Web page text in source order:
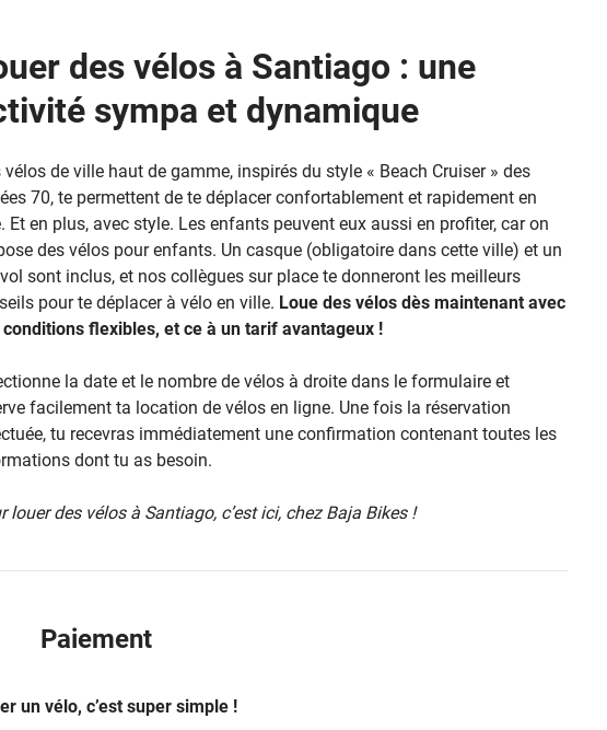
des vélos à Santiago : une
sympa et dynamique
vélos de ville haut de gamme, inspirés du style « Beach Cruiser » des
70, te permettent de te déplacer confortablement et rapidement en
Et en plus, avec style. Les enfants peuvent eux aussi en profiter, car on
des vélos pour enfants. Un casque (obligatoire dans cette ville) et un
sont inclus, et nos collègues sur place te donneront les meilleurs
pour te déplacer à vélo en ville. Loue des vélos dès maintenant avec
conditions flexibles, et ce à un tarif avantageux !
la date et le nombre de vélos à droite dans le formulaire et
facilement ta location de vélos en ligne. Une fois la réservation
tu recevras immédiatement une confirmation contenant toutes les
dont tu as besoin.
louer des vélos à Santiago, c’est ici, chez Baja Bikes !
Paiement
un vélo, c’est super simple !